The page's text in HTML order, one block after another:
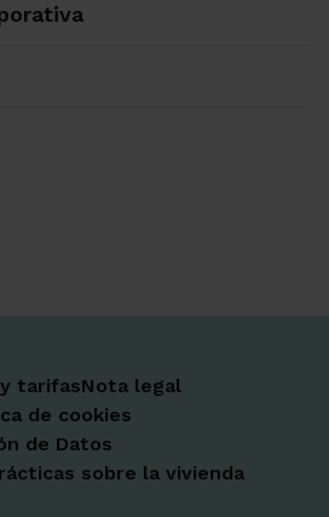
tarifasNota legal
de cookies
de Datos
sobre la vivienda